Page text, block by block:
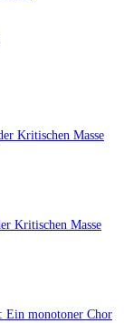
Kritischen Masse
Kritischen Masse
Ein monotoner Chor